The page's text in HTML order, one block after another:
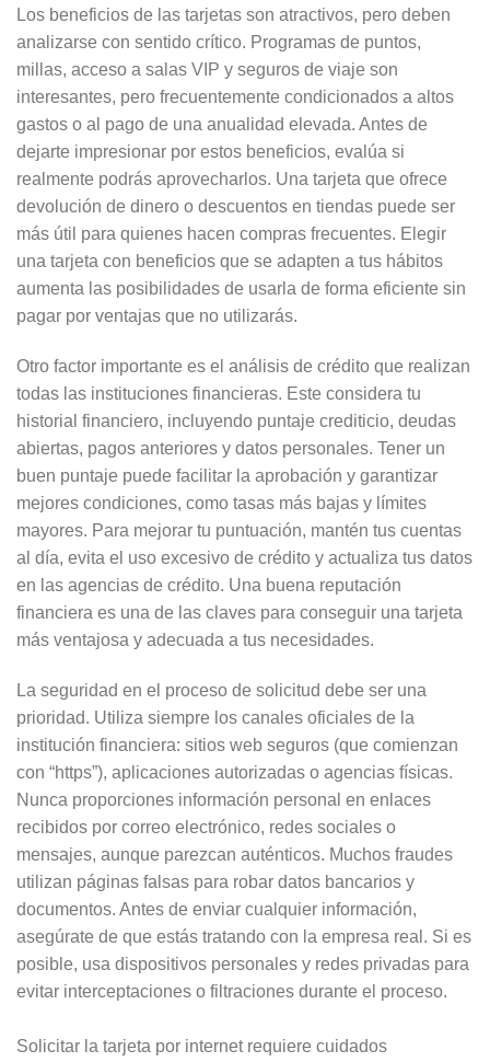
Los beneficios de las tarjetas son atractivos, pero deben
analizarse con sentido crítico. Programas de puntos,
millas, acceso a salas VIP y seguros de viaje son
interesantes, pero frecuentemente condicionados a altos
gastos o al pago de una anualidad elevada. Antes de
dejarte impresionar por estos beneficios, evalúa si
realmente podrás aprovecharlos. Una tarjeta que ofrece
devolución de dinero o descuentos en tiendas puede ser
más útil para quienes hacen compras frecuentes. Elegir
una tarjeta con beneficios que se adapten a tus hábitos
aumenta las posibilidades de usarla de forma eficiente sin
pagar por ventajas que no utilizarás.
Otro factor importante es el análisis de crédito que realizan
todas las instituciones financieras. Este considera tu
historial financiero, incluyendo puntaje crediticio, deudas
abiertas, pagos anteriores y datos personales. Tener un
buen puntaje puede facilitar la aprobación y garantizar
mejores condiciones, como tasas más bajas y límites
mayores. Para mejorar tu puntuación, mantén tus cuentas
al día, evita el uso excesivo de crédito y actualiza tus datos
en las agencias de crédito. Una buena reputación
financiera es una de las claves para conseguir una tarjeta
más ventajosa y adecuada a tus necesidades.
La seguridad en el proceso de solicitud debe ser una
prioridad. Utiliza siempre los canales oficiales de la
institución financiera: sitios web seguros (que comienzan
con “https”), aplicaciones autorizadas o agencias físicas.
Nunca proporciones información personal en enlaces
recibidos por correo electrónico, redes sociales o
mensajes, aunque parezcan auténticos. Muchos fraudes
utilizan páginas falsas para robar datos bancarios y
documentos. Antes de enviar cualquier información,
asegúrate de que estás tratando con la empresa real. Si es
posible, usa dispositivos personales y redes privadas para
evitar interceptaciones o filtraciones durante el proceso.
Solicitar la tarjeta por internet requiere cuidados